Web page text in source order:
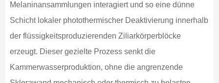
Melaninansammlungen interagiert und so eine dünne
Schicht lokaler photothermischer Deaktivierung innerhalb
der flüssigkeitsproduzierenden Ziliarkörperblöcke
erzeugt. Dieser gezielte Prozess senkt die
Kammerwasserproduktion, ohne die angrenzende